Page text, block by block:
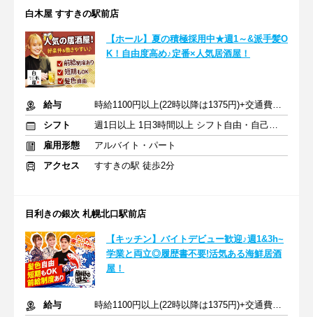
白木屋 すすきの駅前店
【ホール】夏の積極採用中★週1～&派手髪O
K！自由度高め♪定番×人気居酒屋！
給与
時給1100円以上(22時以降は1375円)+交通費規定内支給
シフト
週1日以上 1日3時間以上 シフト自由・自己申告
雇用形態
アルバイト・パート
アクセス
すすきの駅 徒歩2分
目利きの銀次 札幌北口駅前店
【キッチン】バイトデビュー歓迎♪週1&3h~
学業と両立◎履歴書不要!活気ある海鮮居酒
屋！
給与
時給1100円以上(22時以降は1375円)+交通費規定内支給